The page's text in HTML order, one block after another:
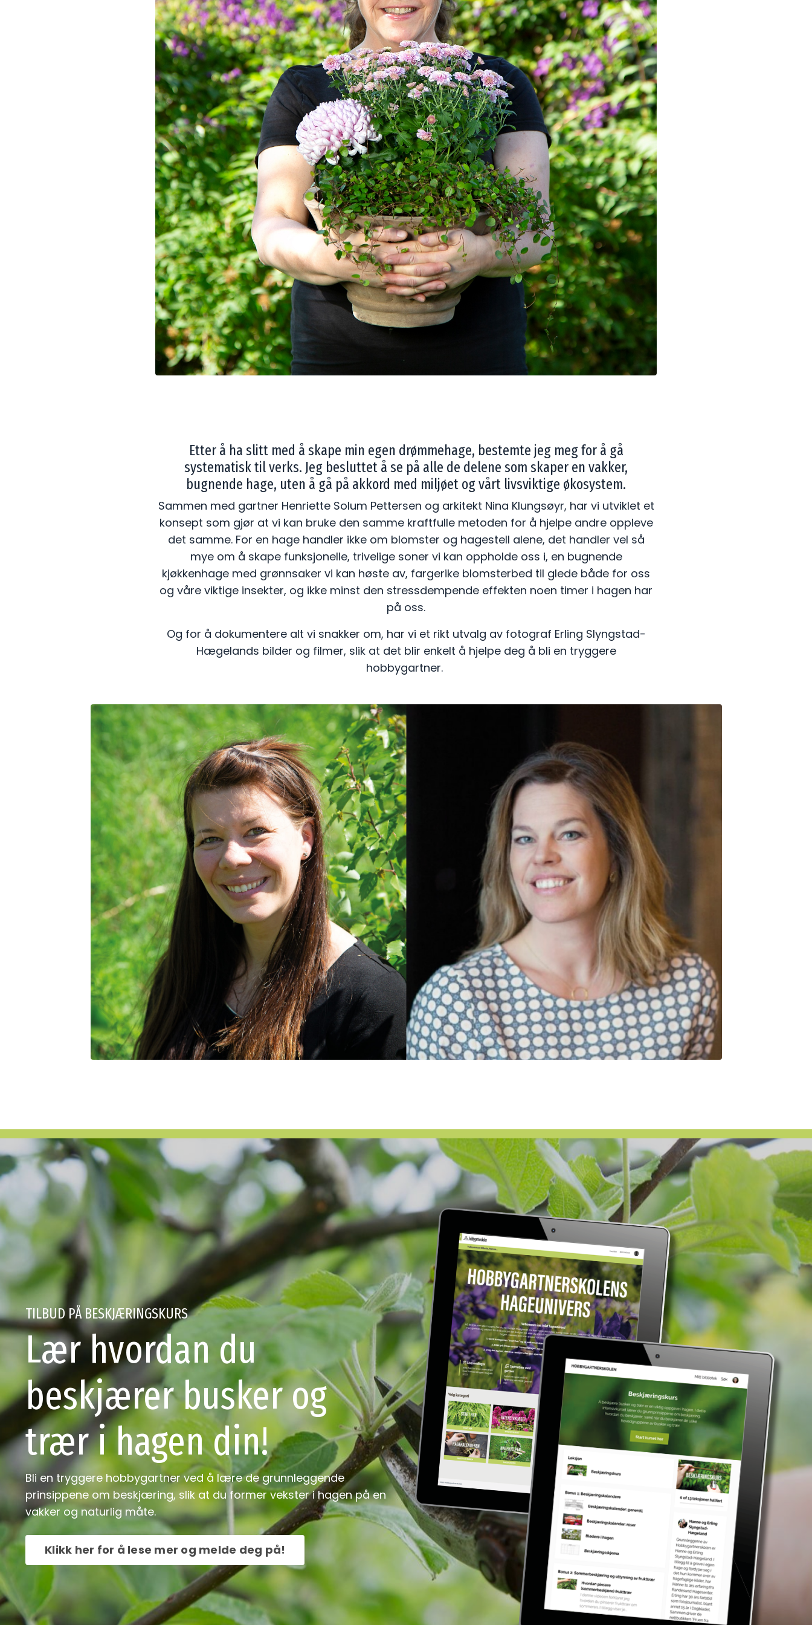
Etter å ha slitt med å skape min egen drømmehage, bestemte jeg meg for å gå
systematisk til verks. Jeg besluttet å se på alle de delene som skaper en vakker,
bugnende hage, uten å gå på akkord med miljøet og vårt livsviktige økosystem.
Sammen med gartner Henriette Solum Pettersen og arkitekt Nina Klungsøyr, har vi utviklet et
konsept som gjør at vi kan bruke den samme kraftfulle metoden for å hjelpe andre oppleve
det samme. For en hage handler ikke om blomster og hagestell alene, det handler vel så
mye om å skape funksjonelle, trivelige soner vi kan oppholde oss i, en bugnende
kjøkkenhage med grønnsaker vi kan høste av, fargerike blomsterbed til glede både for oss
og våre viktige insekter, og ikke minst den stressdempende effekten noen timer i hagen har
på oss.
Og for å dokumentere alt vi snakker om, har vi et rikt utvalg av fotograf Erling Slyngstad-
Hægelands bilder og filmer, slik at det blir enkelt å hjelpe deg å bli en tryggere
hobbygartner.
TILBUD PÅ BESKJÆRINGSKURS
Lær hvordan du
beskjærer busker og
trær i hagen din!
Bli en tryggere hobbygartner ved å lære de grunnleggende
prinsippene om beskjæring, slik at du former vekster i hagen på en
vakker og naturlig måte.
Klikk her for å lese mer og melde deg på!